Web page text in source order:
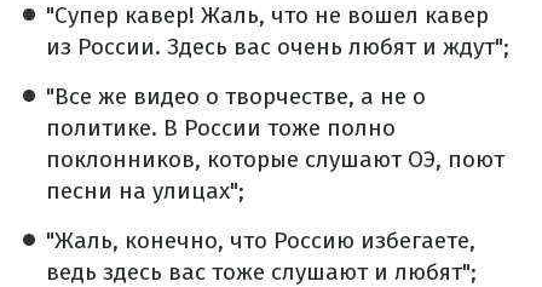
"Супер кавер! Жаль, что не вошел кавер
из России. Здесь вас очень любят и ждут";
"Все же видео о творчестве, а не о
политике. В России тоже полно
поклонников, которые слушают ОЭ, поют
песни на улицах";
"Жаль, конечно, что Россию избегаете,
ведь здесь вас тоже слушают и любят";